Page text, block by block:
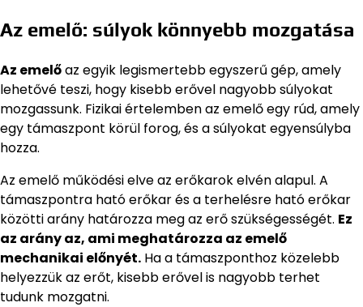
Az emelő: súlyok könnyebb mozgatása
Az emelőaz egyik legismertebb egyszerű gép, amely
lehetővé teszi, hogy kisebb erővel nagyobb súlyokat
mozgassunk. Fizikai értelemben az emelő egy rúd, amely
egy támaszpont körül forog, és a súlyokat egyensúlyba
hozza.
Az emelő működési elve az erőkarok elvén alapul. A
támaszpontra ható erőkar és a terhelésre ható erőkar
közötti arány határozza meg az erő szükségességét. Ez
az arány az, ami meghatározza az emelő
mechanikai előnyét. Ha a támaszponthoz közelebb
helyezzük az erőt, kisebb erővel is nagyobb terhet
tudunk mozgatni.